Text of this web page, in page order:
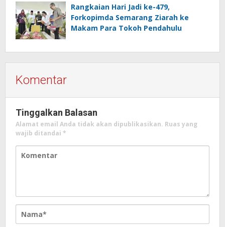
Rangkaian Hari Jadi ke-479,
Forkopimda Semarang Ziarah ke
Makam Para Tokoh Pendahulu
Komentar
Tinggalkan Balasan
Alamat email Anda tidak akan dipublikasikan. Ruas yang
wajib ditandai *